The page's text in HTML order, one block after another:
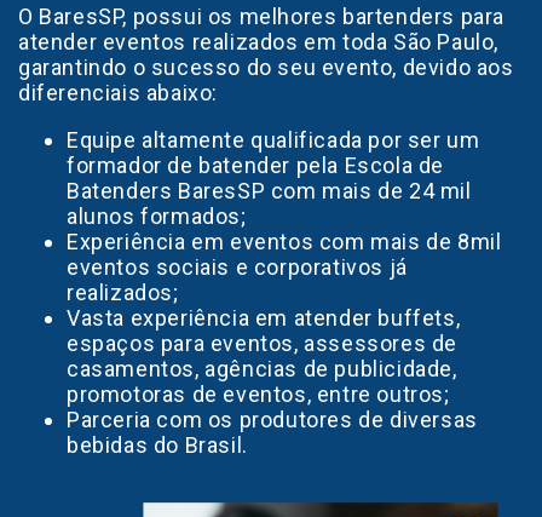
O BaresSP, possui os melhores bartenders para
atender eventos realizados em toda São Paulo,
garantindo o sucesso do seu evento, devido aos
diferenciais abaixo:
Equipe altamente qualificada por ser um
formador de batender pela Escola de
Batenders BaresSP com mais de 24 mil
alunos formados;
Experiência em eventos com mais de 8mil
eventos sociais e corporativos já
realizados;
Vasta experiência em atender buffets,
espaços para eventos, assessores de
casamentos, agências de publicidade,
promotoras de eventos, entre outros;
Parceria com os produtores de diversas
bebidas do Brasil.